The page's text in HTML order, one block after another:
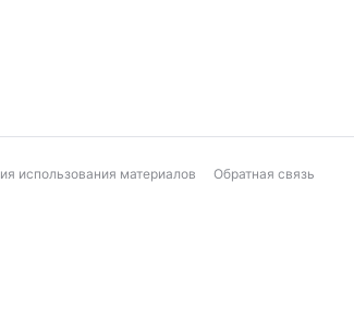
использования материалов Обратная связь